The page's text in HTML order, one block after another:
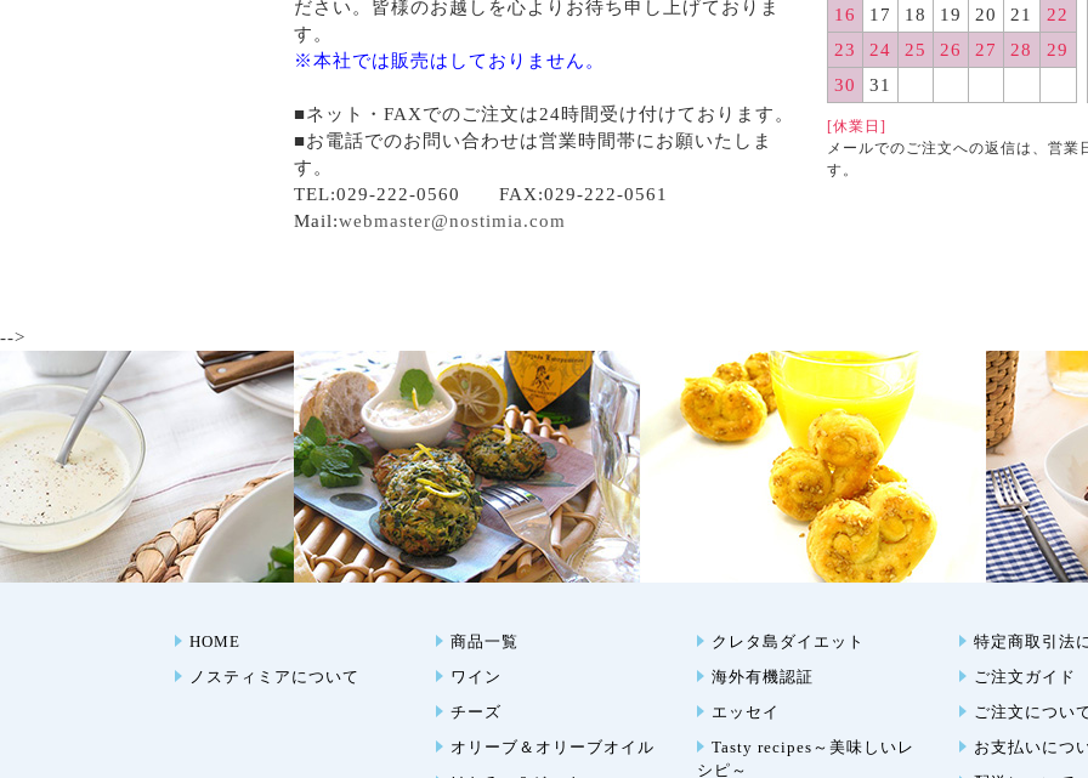
ださい。皆様のお越しを心よりお待ち申し上げておりま
す。
※本社では販売はしておりません。
■ネット・FAXでのご注文は24時間受け付けております。
■お電話でのお問い合わせは営業時間帯にお願いたしま
す。
TEL:029-222-0560 FAX:029-222-0561
Mail:webmaster@nostimia.com
16
17 18 19 20 21
22
23
24 25 26 27 28
29
30
31
[休業日]
メールでのご注文への返信は、営業
す。
-->
HOME
ノスティミアについて
商品一覧
ワイン
チーズ
オリーブ＆オリーブオイル
クレタ島ダイエット
海外有機認証
エッセイ
Tasty recipes～美味しいレ
シピ～
特定商取引法
ご注文ガイド
ご注文につい
お支払いにつ